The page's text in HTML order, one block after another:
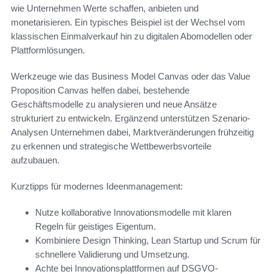
wie Unternehmen Werte schaffen, anbieten und
monetarisieren. Ein typisches Beispiel ist der Wechsel vom
klassischen Einmalverkauf hin zu digitalen Abomodellen oder
Plattformlösungen.
Werkzeuge wie das Business Model Canvas oder das Value
Proposition Canvas helfen dabei, bestehende
Geschäftsmodelle zu analysieren und neue Ansätze
strukturiert zu entwickeln. Ergänzend unterstützen Szenario-
Analysen Unternehmen dabei, Marktveränderungen frühzeitig
zu erkennen und strategische Wettbewerbsvorteile
aufzubauen.
Kurztipps für modernes Ideenmanagement:
Nutze kollaborative Innovationsmodelle mit klaren
Regeln für geistiges Eigentum.
Kombiniere Design Thinking, Lean Startup und Scrum für
schnellere Validierung und Umsetzung.
Achte bei Innovationsplattformen auf DSGVO-